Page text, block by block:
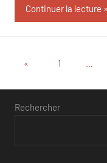
Continuer la lecture
Pagination
des
publications
« Publications
1 …
Rechercher